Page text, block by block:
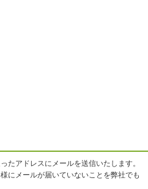
たアドレスにメールを送信いたします。
にメールが届いていないことを弊社でも